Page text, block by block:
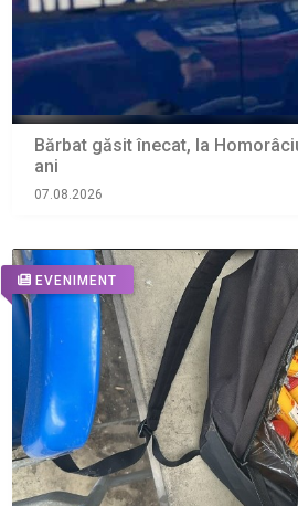
Bărbat găsit înecat, la
ani
07.08.2026
EVENIMENT